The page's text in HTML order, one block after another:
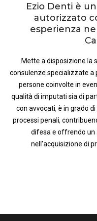
Ezio Denti è
autorizzato
esperienza
Mette a disposizione la
consulenze specializzate a
persone coinvolte in
qualità di imputati sia di
con avvocati, è in grado
processi penali,
difesa e offrendo un
nell'acquisizione di